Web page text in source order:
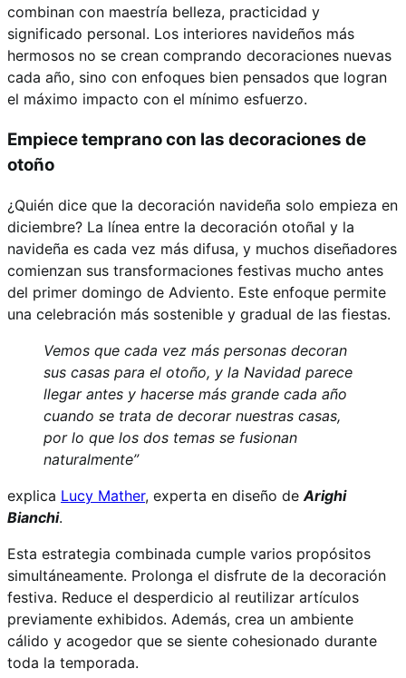
combinan con maestría belleza, practicidad y
significado personal. Los interiores navideños más
hermosos no se crean comprando decoraciones nuevas
cada año, sino con enfoques bien pensados ​​que logran
el máximo impacto con el mínimo esfuerzo.
Empiece temprano con las decoraciones de
otoño
¿Quién dice que la decoración navideña solo empieza en
diciembre? La línea entre la decoración otoñal y la
navideña es cada vez más difusa, y muchos diseñadores
comienzan sus transformaciones festivas mucho antes
del primer domingo de Adviento. Este enfoque permite
una celebración más sostenible y gradual de las fiestas.
Vemos que cada vez más personas decoran
sus casas para el otoño, y la Navidad parece
llegar antes y hacerse más grande cada año
cuando se trata de decorar nuestras casas,
por lo que los dos temas se fusionan
naturalmente”
explica Lucy Mather, experta en diseño deArighi
Bianchi.
Esta estrategia combinada cumple varios propósitos
simultáneamente. Prolonga el disfrute de la decoración
festiva. Reduce el desperdicio al reutilizar artículos
previamente exhibidos. Además, crea un ambiente
cálido y acogedor que se siente cohesionado durante
toda la temporada.